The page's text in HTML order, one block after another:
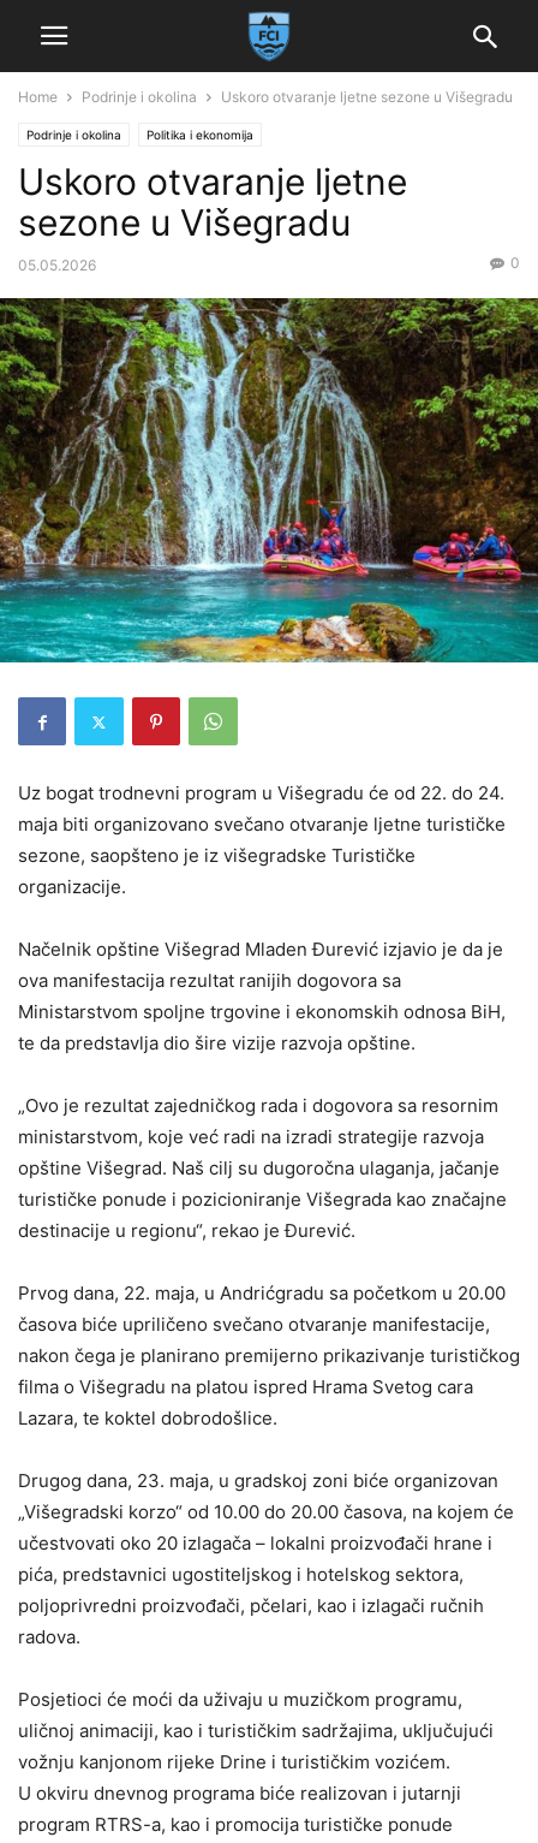
Home Podrinje i okolina Uskoro otvaranje ljetne sezone u Višegradu
Podrinje i okolina Politika i ekonomija
Uskoro otvaranje ljetne
sezone u Višegradu
05.05.2026 0
Uz bogat trodnevni program u Višegradu će od 22. do 24.
maja biti organizovano svečano otvaranje ljetne turističke
sezone, saopšteno je iz višegradske Turističke
organizacije.
Načelnik opštine Višegrad Mladen Đurević izjavio je da je
ova manifestacija rezultat ranijih dogovora sa
Ministarstvom spoljne trgovine i ekonomskih odnosa BiH,
te da predstavlja dio šire vizije razvoja opštine.
„Ovo je rezultat zajedničkog rada i dogovora sa resornim
ministarstvom, koje već radi na izradi strategije razvoja
opštine Višegrad. Naš cilj su dugoročna ulaganja, jačanje
turističke ponude i pozicioniranje Višegrada kao značajne
destinacije u regionu“, rekao je Đurević.
Prvog dana, 22. maja, u Andrićgradu sa početkom u 20.00
časova biće upriličeno svečano otvaranje manifestacije,
nakon čega je planirano premijerno prikazivanje turističkog
filma o Višegradu na platou ispred Hrama Svetog cara
Lazara, te koktel dobrodošlice.
Drugog dana, 23. maja, u gradskoj zoni biće organizovan
„Višegradski korzo“ od 10.00 do 20.00 časova, na kojem će
učestvovati oko 20 izlagača – lokalni proizvođači hrane i
pića, predstavnici ugostiteljskog i hotelskog sektora,
poljoprivredni proizvođači, pčelari, kao i izlagači ručnih
radova.
Posjetioci će moći da uživaju u muzičkom programu,
uličnoj animaciji, kao i turističkim sadržajima, uključujući
vožnju kanjonom rijeke Drine i turističkim vozićem.
U okviru dnevnog programa biće realizovan i jutarnji
program RTRS-a, kao i promocija turističke ponude